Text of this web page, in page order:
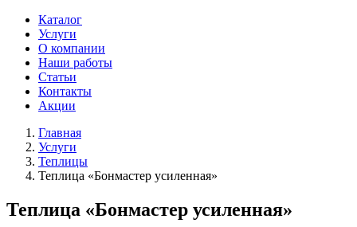
Каталог
Услуги
О компании
Наши работы
Статьи
Контакты
Акции
Главная
Услуги
Теплицы
Теплица «Бонмастер усиленная»
Теплица «Бонмастер усиленная»